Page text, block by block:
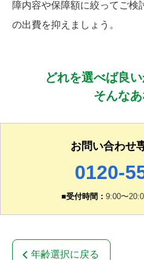
障内容や保障額に絞ってご検
の出費を抑えましょう。
どれを選べば良
そんな
お問い合わせ
0120-
■受付時間： 9:00〜
年齢選択に戻る